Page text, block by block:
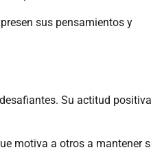
sus pensamientos y
Su actitud
motiva a otros a mantener